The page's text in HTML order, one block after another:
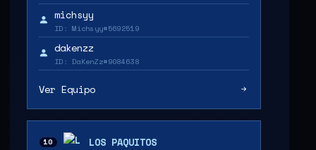
michsyy
ID: Michsyy#5692519
dakenzz
ID: DaKenZz#9084638
Ver Equipo
10 LOS PAQUITOS